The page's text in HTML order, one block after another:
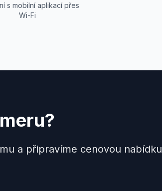
s mobilní aplikací přes
Wi-Fi
a připravíme cenovou nabídku